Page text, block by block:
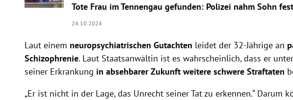
Tote Frau im Tennengau gefunden: Polizei nahm Sohn fest
24.10.2024
Laut einem neuropsychiatrischen Gutachten leidet der 32-Jährige an
Schizophrenie. Laut Staatsanwältin ist es wahrscheinlich, dass er
seiner Erkrankung in absehbarer Zukunft weitere schwere Straftaten
„Er ist nicht in der Lage, das Unrecht seiner Tat zu erkennen.“ Darum